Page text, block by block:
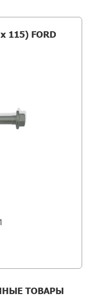
115) FORD
ТОВАРЫ